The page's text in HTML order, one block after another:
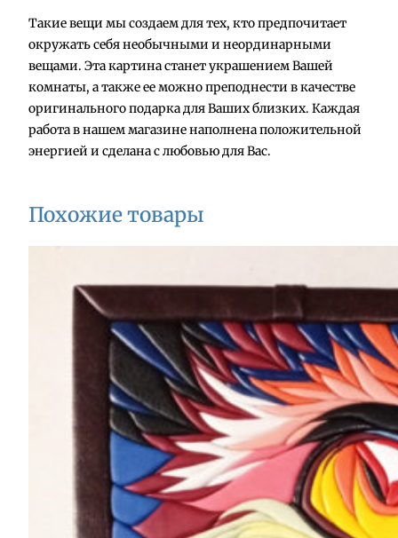
а
р
а
К
а
р
т
н
а
"
Такие вещи мы создаем для тех, кто предпочитает
окружать себя необычными и неординарными
вещами. Эта картина станет украшением Вашей
комнаты, а также ее можно преподнести в качестве
оригинального подарка для Ваших близких. Каждая
работа в нашем магазине наполнена положительной
энергией и сделана с любовью для Вас.
Похожие товары